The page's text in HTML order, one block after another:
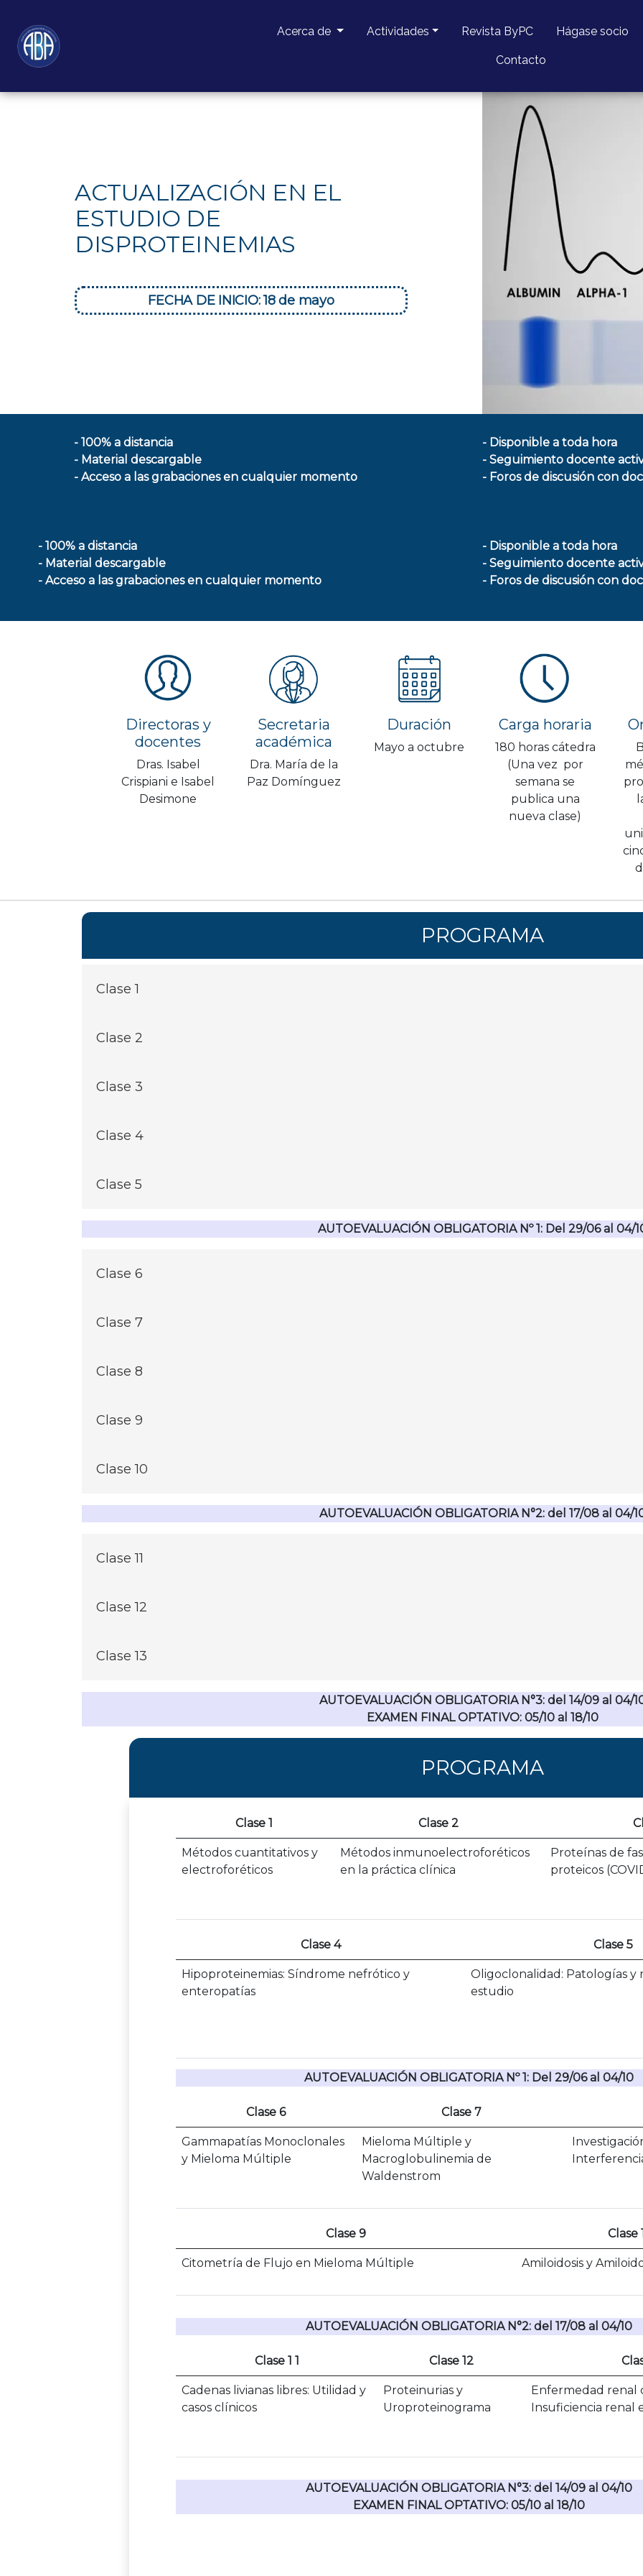
Acerca de Actividades Revista ByPC Hágase socio
Contacto
ACTUALIZACIÓN EN EL
ESTUDIO DE
DISPROTEINEMIAS
FECHA DE INICIO: 18 de mayo
- 100% a distancia
- Material descargable
- Acceso a las grabaciones en cualquier momento
- Disponible a toda hora
- Seguimiento docente
- Foros de discusión con
- 100% a distancia
- Material descargable
- Acceso a las grabaciones en cualquier momento
- Disponible a toda hora
- Seguimiento docente
- Foros de discusión con
Directoras y
docentes
Dras. Isabel
Crispiani e Isabel
Desimone
Secretaria
académica
Dra. María de la
Paz Domínguez
Duración
Mayo a octubre
Carga horaria
180 horas cátedra
(Una vez por
semana se
publica una
nueva clase)
PROGRAMA
Clase 1
Clase 2
Clase 3
Clase 4
Clase 5
Oligoclonalidad: Patologías y metodologías de estudioAUTOEVALUACIÓN OBLIGATORIA Nº 1: Del 29/06 al 04/
Clase 6
Clase 7
Clase 8
Clase 9
Clase 10
Amiloidosis y Amiloidosis AL AUTOEVALUACIÓN OBLIGATORIA N°2: del 17/08 al 04/
Clase 11
Clase 12
Clase 13
Enfermedad renal crónica e Insuficiencia renal en GMAUTOEVALUACIÓN OBLIGATORIA N°3: del 14/09 al 04/
EXAMEN FINAL OPTATIVO: 05/10 al 18/10
PROGRAMA
Clase 1 Clase 2
Métodos cuantitativos y
electroforéticos
Métodos inmunoelectroforéticos
en la práctica clínica
Proteínas de
proteicos
Clase 4 Clase 5
Hipoproteinemias: Síndrome nefrótico y
enteropatías
Oligoclonalidad: Patologías y
estudio
AUTOEVALUACIÓN OBLIGATORIA Nº 1: Del 29/06 al 04/10
Clase 6 Clase 7
Gammapatías Monoclonales
y Mieloma Múltiple
Mieloma Múltiple y
Macroglobulinemia de
Waldenstrom
Clase 9 Clase
Citometría de Flujo en Mieloma Múltiple Amiloidosis y
AUTOEVALUACIÓN OBLIGATORIA N°2: del 17/08 al 04/10
Clase 1 1 Clase 12
Cadenas livianas libres: Utilidad y
casos clínicos
Proteinurias y
Uroproteinograma
Enfermedad renal
Insuficiencia renal
AUTOEVALUACIÓN OBLIGATORIA N°3: del 14/09 al 04/10
EXAMEN FINAL OPTATIVO: 05/10 al 18/10